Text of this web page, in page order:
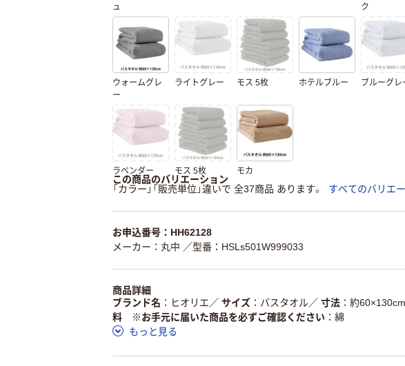
ュ
ク
ウォームグレ
ー
ライトグレー モス 5枚 ホテルブルー ブルーグレ
ラベンダー モス 5枚 モカ
この商品のバリエーション
「カラー」「販売単位」違いで 全37商品 あります。
すべてのバリエ
お申込番号：HH62128
メーカー：丸中 ／型番：HSLs501W999033
商品詳細
ブランド名
ヒオリエ ／ サイズ バスタオル／ 寸法 約60×130cm
料 ※お手元に届いた商品を必ずご確認ください
綿
もっと見る